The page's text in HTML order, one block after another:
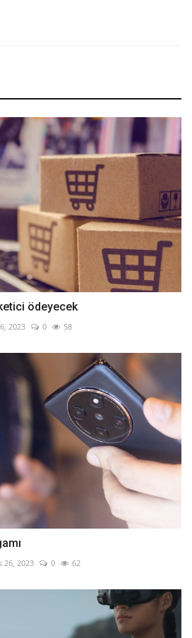
ödeyecek
2023 0 58
26, 2023 0 62